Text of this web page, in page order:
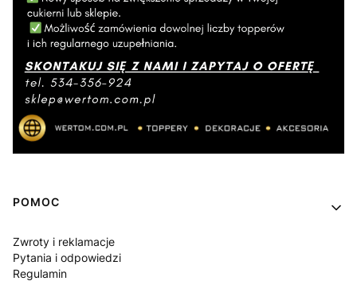
Linki w stopce
POMOC
Zwroty i reklamacje
Pytania i odpowiedzi
Regulamin